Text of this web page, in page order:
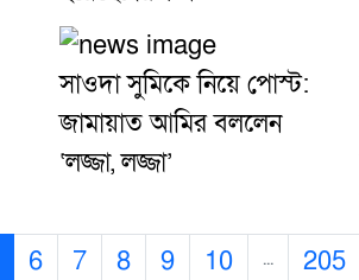
সাওদা সুমিকে নিয়ে পোস্ট:
জামায়াত আমির বললেন
‘লজ্জা, লজ্জা’
6 7 8 9 10 ... 205